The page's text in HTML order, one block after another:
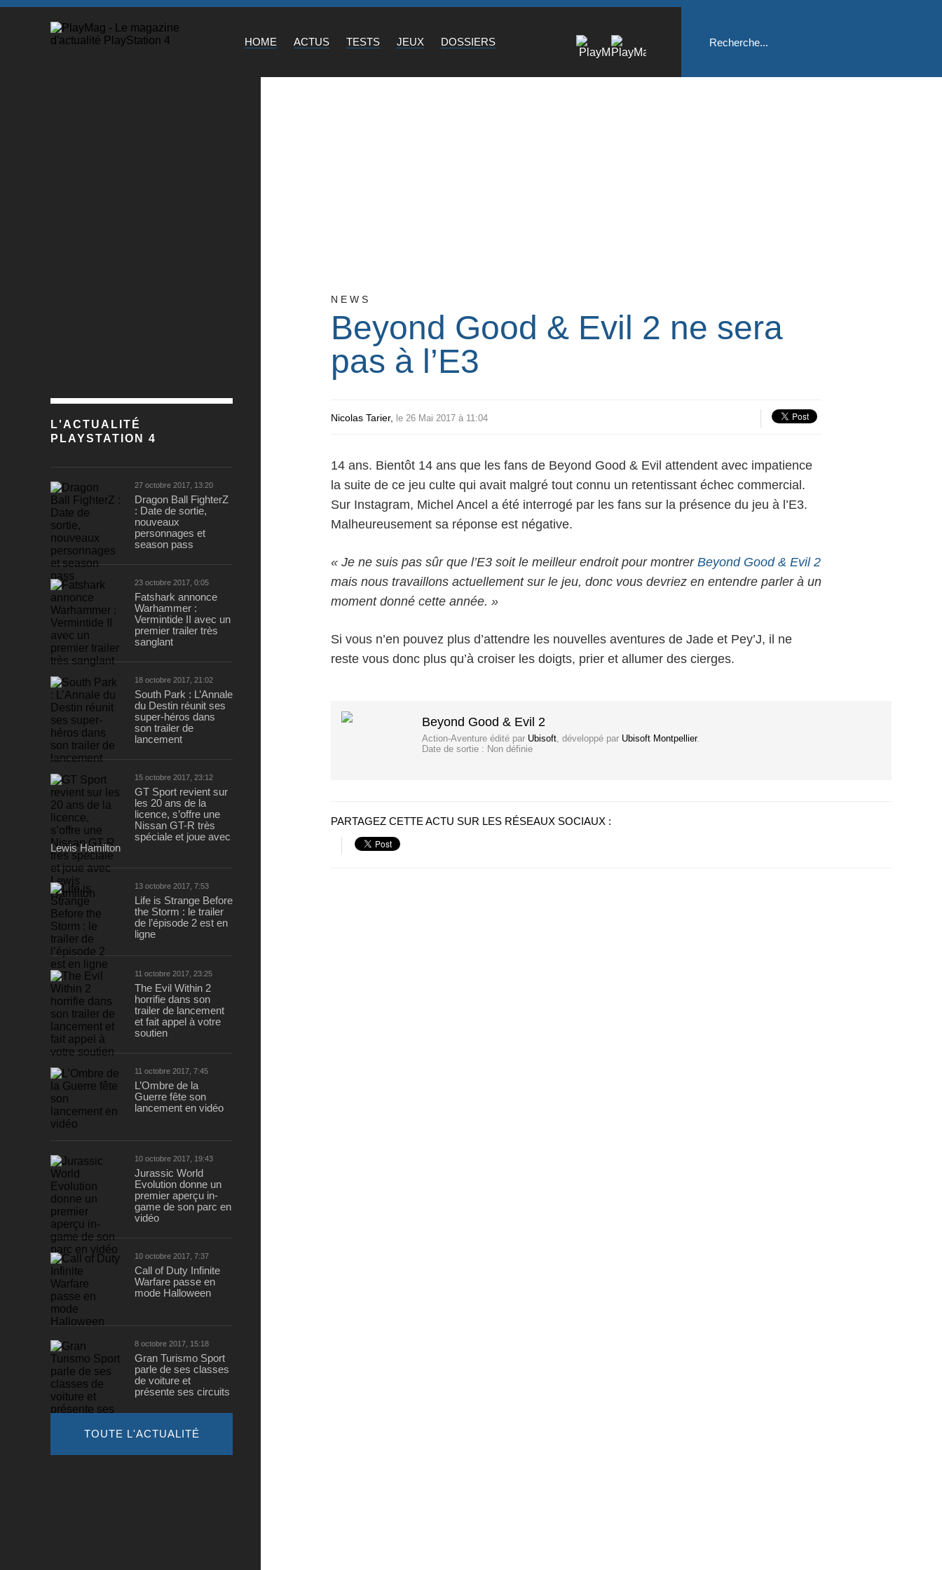
HOME ACTUS TESTS JEUX DOSSIERS
NEWS
Beyond Good & Evil 2 ne sera
pas à l’E3
Nicolas Tarier, le 26 Mai 2017 à 11:04
14 ans. Bientôt 14 ans que les fans de Beyond Good & Evil attendent avec impatience
la suite de ce jeu culte qui avait malgré tout connu un retentissant échec commercial.
Sur Instagram, Michel Ancel a été interrogé par les fans sur la présence du jeu à l’E3.
Malheureusement sa réponse est négative.
« Je ne suis pas sûr que l’E3 soit le meilleur endroit pour montrer Beyond Good & Evil 2
mais nous travaillons actuellement sur le jeu, donc vous devriez en entendre parler à un
moment donné cette année. »
Si vous n’en pouvez plus d’attendre les nouvelles aventures de Jade et Pey’J, il ne
reste vous donc plus qu’à croiser les doigts, prier et allumer des cierges.
Beyond Good & Evil 2
Action-Aventure édité par Ubisoft, développé par Ubisoft Montpellier.
Date de sortie : Non définie
PARTAGEZ CETTE ACTU SUR LES RÉSEAUX SOCIAUX :
L'ACTUALITÉ
PLAYSTATION 4
27 octobre 2017, 13:20
Dragon Ball FighterZ
: Date de sortie,
nouveaux
personnages et
season pass
23 octobre 2017, 0:05
Fatshark annonce
Warhammer :
Vermintide II avec un
premier trailer très
sanglant
18 octobre 2017, 21:02
South Park : L’Annale
du Destin réunit ses
super-héros dans
son trailer de
lancement
15 octobre 2017, 23:12
GT Sport revient sur
les 20 ans de la
licence, s’offre une
Nissan GT-R très
spéciale et joue avec
Lewis Hamilton
13 octobre 2017, 7:53
Life is Strange Before
the Storm : le trailer
de l’épisode 2 est en
ligne
11 octobre 2017, 23:25
The Evil Within 2
horrifie dans son
trailer de lancement
et fait appel à votre
soutien
11 octobre 2017, 7:45
L’Ombre de la
Guerre fête son
lancement en vidéo
10 octobre 2017, 19:43
Jurassic World
Evolution donne un
premier aperçu in-
game de son parc en
vidéo
10 octobre 2017, 7:37
Call of Duty Infinite
Warfare passe en
mode Halloween
8 octobre 2017, 15:18
Gran Turismo Sport
parle de ses classes
de voiture et
présente ses circuits
TOUTE L'ACTUALITÉ